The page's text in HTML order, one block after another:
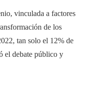
vinculada a factores
de los
tan solo el 12% de
el debate público y